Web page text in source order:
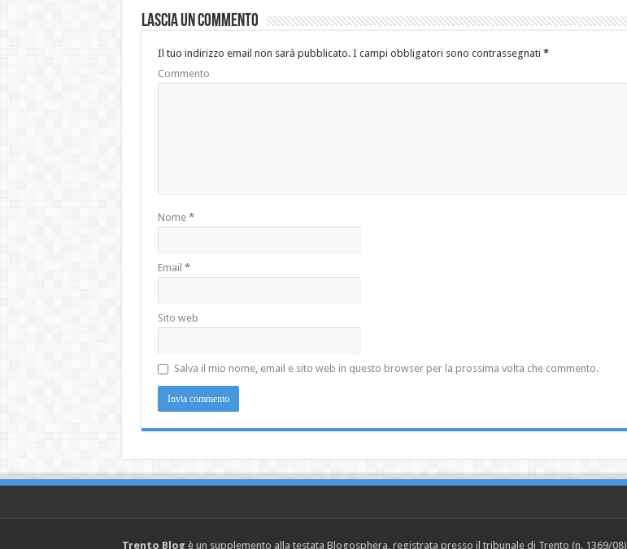
Lascia un commento
Il tuo indirizzo email non sarà pubblicato.I campi obbligatori sono contrassegnati *
Commento
Nome *
Email *
Sito web
Salva il mio nome, email e sito web in questo browser per la prossima volta che commento.
Trento Blog è un supplemento alla testata Blogosphera, registrata presso il tribunale di Trento (n. 1369/08)